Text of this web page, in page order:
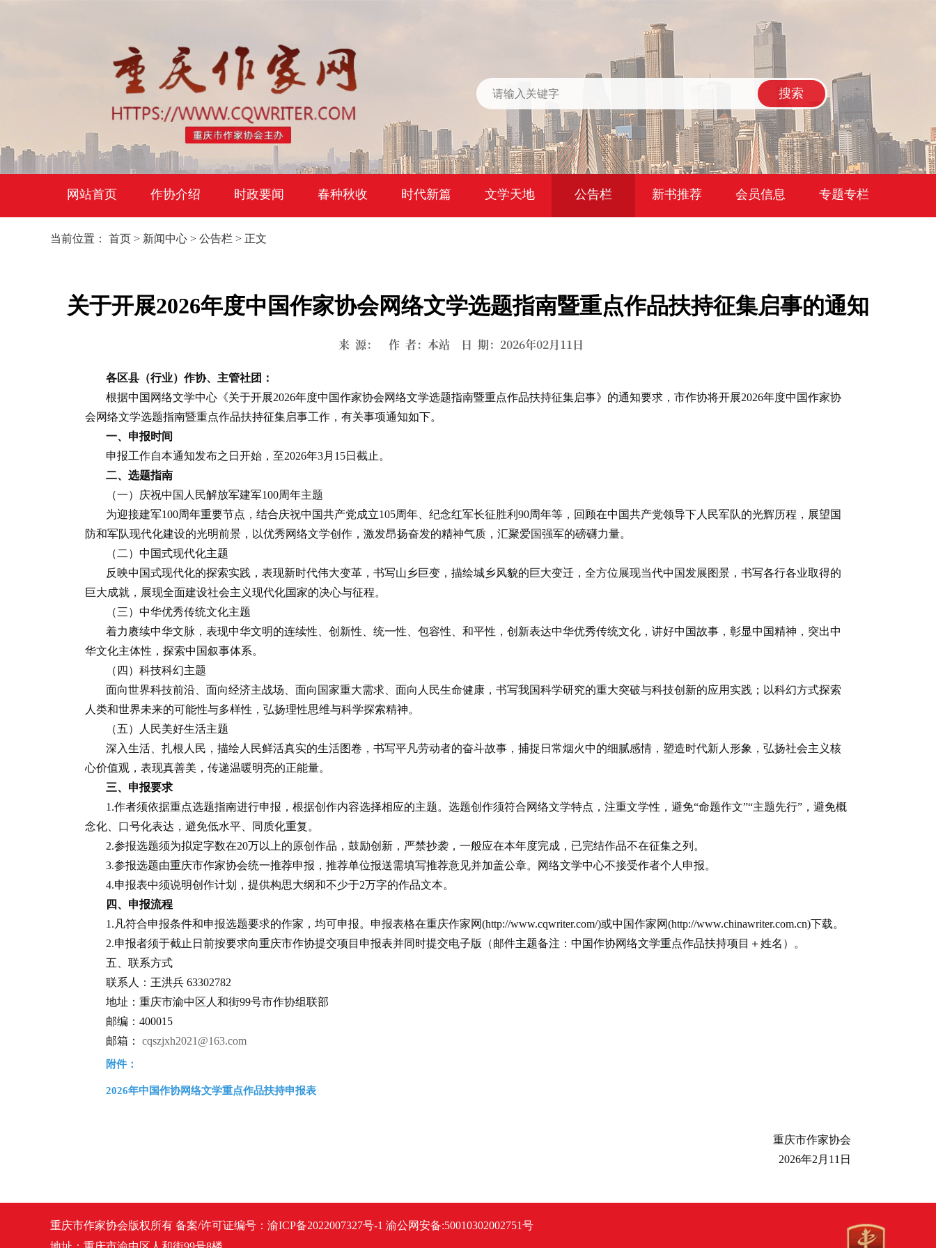
搜索
网站首页 作协介绍 时政要闻 春种秋收 时代新篇 文学天地 公告栏 新书推荐 会员信息 专题专栏
当前位置： 首页 > 新闻中心 > 公告栏 > 正文
关于开展2026年度中国作家协会网络文学选题指南暨重点作品扶持征集启事的通知
来 源： 作 者：本站 日 期：2026年02月11日
各区县（行业）作协、主管社团：
根据中国网络文学中心《关于开展2026年度中国作家协会网络文学选题指南暨重点作品扶持征集启事》的通知要求，市作协将开展2026年度中国作家协
会网络文学选题指南暨重点作品扶持征集启事工作，有关事项通知如下。
一、申报时间
申报工作自本通知发布之日开始，至2026年3月15日截止。
二、选题指南
（一）庆祝中国人民解放军建军100周年主题
为迎接建军100周年重要节点，结合庆祝中国共产党成立105周年、纪念红军长征胜利90周年等，回顾在中国共产党领导下人民军队的光辉历程，展望国
防和军队现代化建设的光明前景，以优秀网络文学创作，激发昂扬奋发的精神气质，汇聚爱国强军的磅礴力量。
（二）中国式现代化主题
反映中国式现代化的探索实践，表现新时代伟大变革，书写山乡巨变，描绘城乡风貌的巨大变迁，全方位展现当代中国发展图景，书写各行各业取得的
巨大成就，展现全面建设社会主义现代化国家的决心与征程。
（三）中华优秀传统文化主题
着力赓续中华文脉，表现中华文明的连续性、创新性、统一性、包容性、和平性，创新表达中华优秀传统文化，讲好中国故事，彰显中国精神，突出中
华文化主体性，探索中国叙事体系。
（四）科技科幻主题
面向世界科技前沿、面向经济主战场、面向国家重大需求、面向人民生命健康，书写我国科学研究的重大突破与科技创新的应用实践；以科幻方式探索
人类和世界未来的可能性与多样性，弘扬理性思维与科学探索精神。
（五）人民美好生活主题
深入生活、扎根人民，描绘人民鲜活真实的生活图卷，书写平凡劳动者的奋斗故事，捕捉日常烟火中的细腻感情，塑造时代新人形象，弘扬社会主义核
心价值观，表现真善美，传递温暖明亮的正能量。
三、申报要求
1.作者须依据重点选题指南进行申报，根据创作内容选择相应的主题。选题创作须符合网络文学特点，注重文学性，避免“命题作文”“主题先行”，避免概
念化、口号化表达，避免低水平、同质化重复。
2.参报选题须为拟定字数在20万以上的原创作品，鼓励创新，严禁抄袭，一般应在本年度完成，已完结作品不在征集之列。
3.参报选题由重庆市作家协会统一推荐申报，推荐单位报送需填写推荐意见并加盖公章。网络文学中心不接受作者个人申报。
4.申报表中须说明创作计划，提供构思大纲和不少于2万字的作品文本。
四、申报流程
1.凡符合申报条件和申报选题要求的作家，均可申报。申报表格在重庆作家网(http://www.cqwriter.com/)或中国作家网(http://www.chinawriter.com.cn)下载。
2.申报者须于截止日前按要求向重庆市作协提交项目申报表并同时提交电子版（邮件主题备注：中国作协网络文学重点作品扶持项目＋姓名）。
五、联系方式
联系人：王洪兵 63302782
地址：重庆市渝中区人和街99号市作协组联部
邮编：400015
邮箱： cqszjxh2021@163.com
附件：
2026年中国作协网络文学重点作品扶持申报表
重庆市作家协会
2026年2月11日
重庆市作家协会版权所有 备案/许可证编号： 渝ICP备2022007327号-1 渝公网安备:50010302002751号